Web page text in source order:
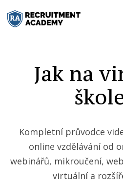
Jak na
Kompletní průvodce
online vzdělávání od
webinářů, mikroučení,
virtuální a